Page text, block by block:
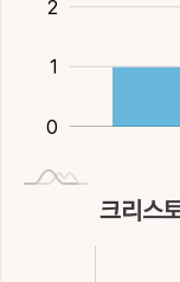
0
1
2
크리스